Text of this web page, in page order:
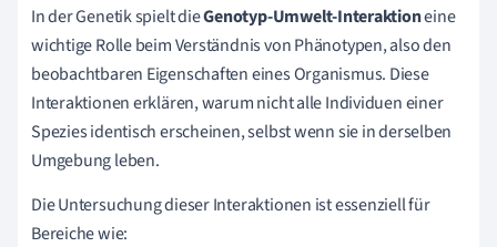
In der Genetik spielt dieGenotyp-Umwelt-Interaktioneine
wichtige Rolle beim Verständnis von Phänotypen, also den
beobachtbaren Eigenschaften eines Organismus. Diese
Interaktionen erklären, warum nicht alle Individuen einer
Spezies identisch erscheinen, selbst wenn sie in derselben
Umgebung leben.
Die Untersuchung dieser Interaktionen ist essenziell für
Bereiche wie: